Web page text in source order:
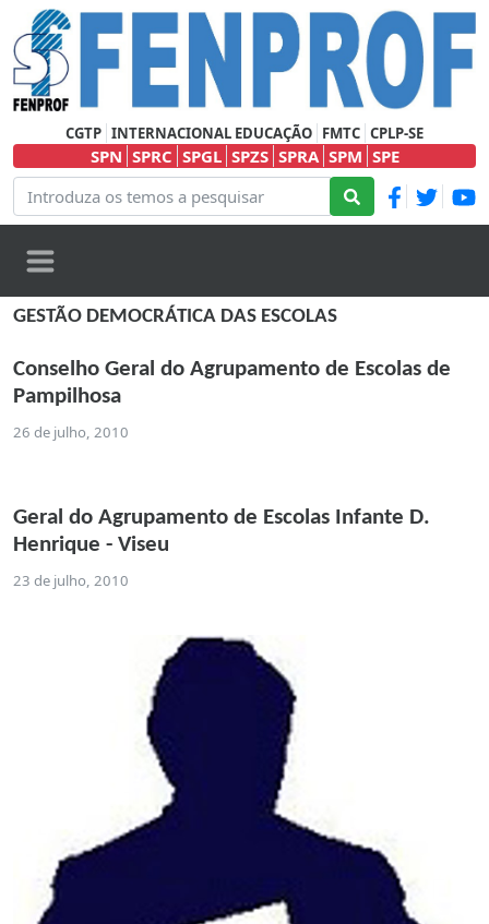
CGTP INTERNACIONAL EDUCAÇÃO FMTC CPLP-SE
SPN SPRC SPGL SPZS SPRA SPM SPE
GESTÃO DEMOCRÁTICA DAS ESCOLAS
Conselho Geral do Agrupamento de Escolas de
Pampilhosa
26 de julho, 2010
Geral do Agrupamento de Escolas Infante D.
Henrique - Viseu
23 de julho, 2010